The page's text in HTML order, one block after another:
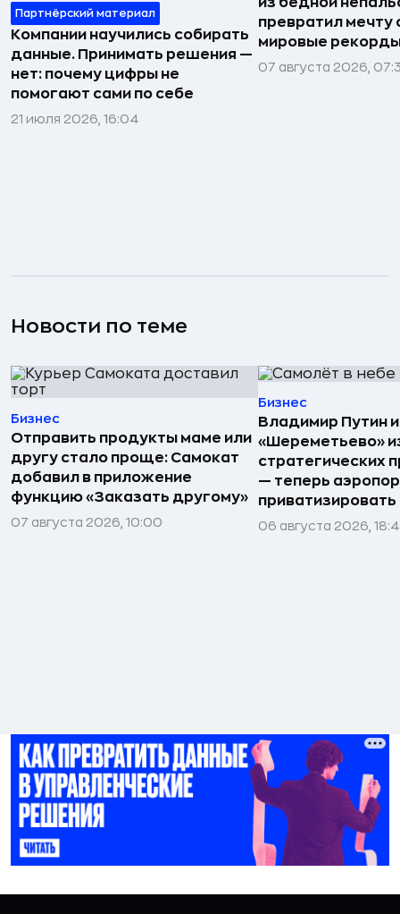
Партнёрский материал
Компании научились собирать
данные. Принимать решения —
нет: почему цифры не
помогают сами по себе
21 июля 2026, 16:04
превратил мечту
мировые рекорды
07 августа 2026,
Новости по теме
Бизнес
Отправить продукты маме или
другу стало проще: Самокат
добавил в приложение
функцию «Заказать другому»
07 августа 2026, 10:00
Бизнес
Владимир Путин
«Шереметьево»
стратегических
— теперь
приватизировать
06 августа 2026,